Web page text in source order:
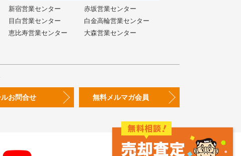
新宿営業センター
赤坂営業センター
目白営業センター
白金高輪営業センター
恵比寿営業センター
大森営業センター
ルお問合せ 無料メルマガ会員